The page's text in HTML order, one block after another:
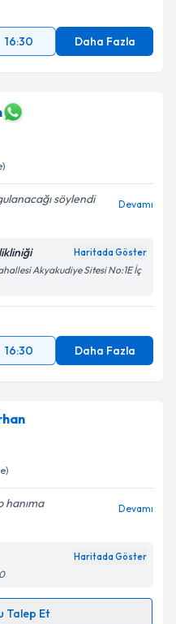
16:30 Daha Fazla
söylendi
Devamı
Haritada Göster
Akyakudiye Sitesi No:1E İç
16:30 Daha Fazla
hanıma
Devamı
Haritada Göster
Talep Et